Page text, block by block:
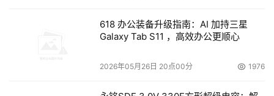
IP也不允许Open Relay。618 办公装备升级指南：AI 加持三星
Galaxy Tab S11 ，高效办公更顺心
2026年05月26日 20点00分 1976